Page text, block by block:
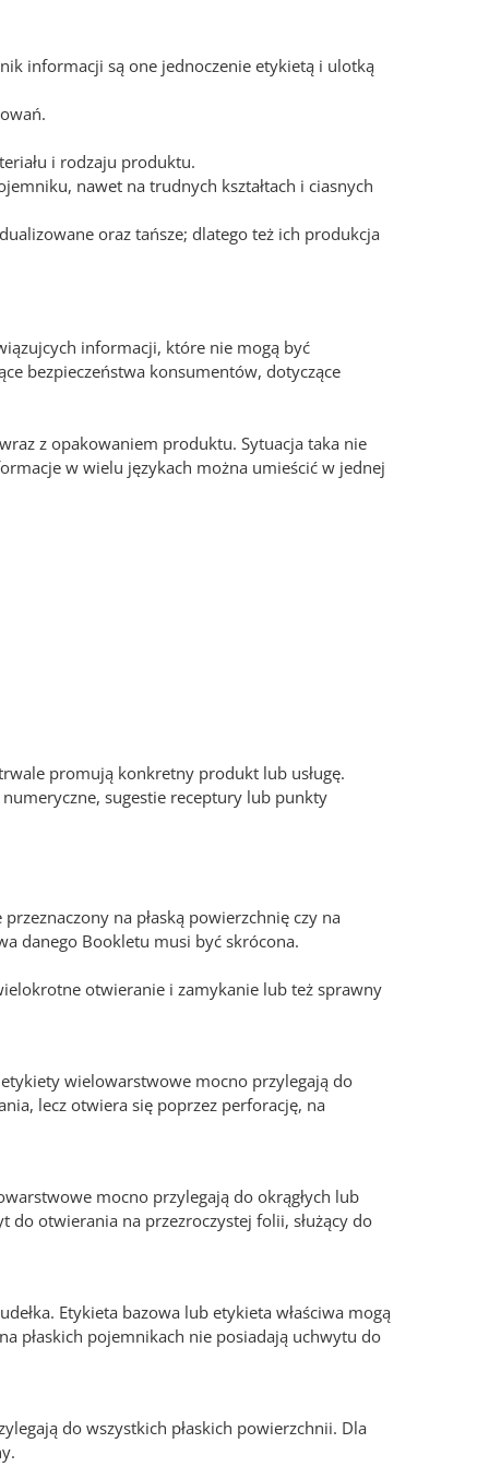
informacji są one jednoczenie etykietą i ulotką
i rodzaju produktu.
nawet na trudnych kształtach i ciasnych
oraz tańsze; dlatego też ich produkcja
informacji, które nie mogą być
bezpieczeństwa konsumentów, dotyczące
z opakowaniem produktu. Sytuacja taka nie
w wielu językach można umieścić w jednej
promują konkretny produkt lub usługę.
sugestie receptury lub punkty
na płaską powierzchnię czy na
danego Bookletu musi być skrócona.
otwieranie i zamykanie lub też sprawny
wielowarstwowe mocno przylegają do
lecz otwiera się poprzez perforację, na
mocno przylegają do okrągłych lub
otwierania na przezroczystej folii, służący do
Etykieta bazowa lub etykieta właściwa mogą
płaskich pojemnikach nie posiadają uchwytu do
do wszystkich płaskich powierzchnii. Dla